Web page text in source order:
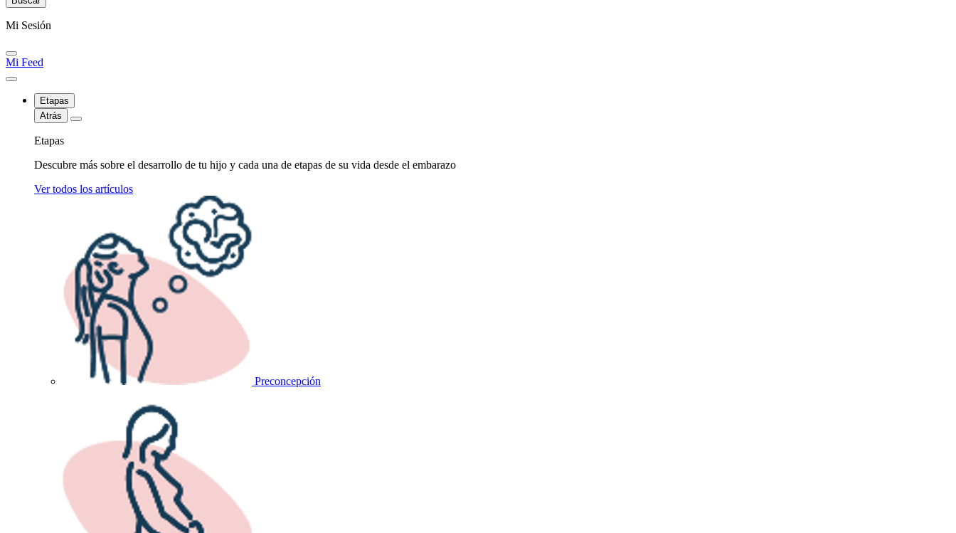
Mi Sesión
Mi Feed
Etapas
Atrás
Etapas
Descubre más sobre el desarrollo de tu hijo y cada una de etapas de su vida desde el embarazo
Ver todos los artículos
Preconcepción